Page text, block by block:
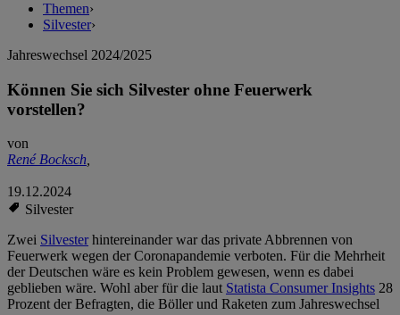
Themen›
Silvester›
Jahreswechsel 2024/2025
Können Sie sich Silvester ohne Feuerwerk
vorstellen?
von
René Bocksch,
19.12.2024
Silvester
Zwei Silvesterhintereinander war das private Abbrennen von
Feuerwerk wegen der Coronapandemie verboten. Für die Mehrheit
der Deutschen wäre es kein Problem gewesen, wenn es dabei
geblieben wäre. Wohl aber für die laut Statista Consumer Insights 28
Prozent der Befragten, die Böller und Raketen zum Jahreswechsel